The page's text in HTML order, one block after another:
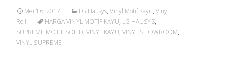
Mei 16, 2017 LG Hausys, Vinyl Motif Kayu, Vinyl
Roll
HARGA VINYL MOTIF KAYU, LG HAUSYS,
SUPREME MOTIF SOLID, VINYL KAYU, VINYL SHOWROOM,
VINYL SUPREME